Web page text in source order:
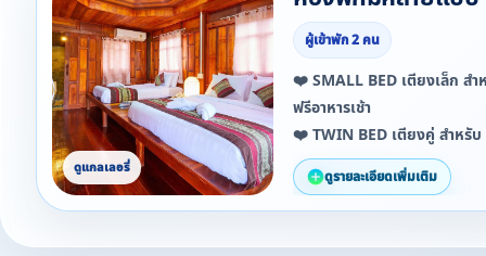
ผู้เข้าพัก 2 คน
❤️ SMALL BED เตียงเล็ก ส
ฟรีอาหารเช้า
❤️ TWIN BED เตียงคู่ สำหรั
อาหารเช้า
❤️ ห้องครอบครัว FAMILY ส
ฟรีอาหารเช้า
❤️ TWO-BEDROOM VILLA
ดูรายละเอียดเพิ่มเติม